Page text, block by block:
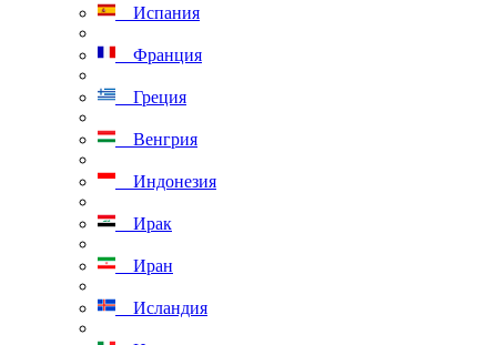
Испания
Франция
Греция
Венгрия
Индонезия
Ирак
Иран
Исландия